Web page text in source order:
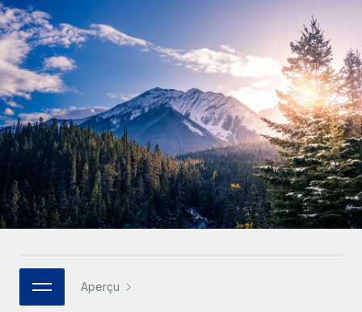
Gestion des freelances
Intégrez et gérez vos freelances partout dans le monde
PEO
Sous-traitez les opérations complexes liées à l’emploi
INFRASTRUCTURE
Intégration Remote
Intégrez vos RH aux flux de travail en toute simplicité
Plateforme
Connecter
Nouveau
Connectez n'importe quel outil d’IA à Remote grâce à
Examinez notre service par rapport aux autres
CROISSANCE
Start-ups
Des solutions agiles et internationales pour les RH et la
paie des entreprises en pleine croissance
Entreprises intermédiaires
Développez vos équipes avec des solutions RH sur
mesure
Entreprise
Les RH à l’international pour les grandes entreprises
Calculateur de paiement des freelances
Découvrez les devises disponibles et les vitesses de
paiement pour vos freelances internationaux
APPRENDRE AVEC REMOTE
Recherche et guides
Études de cas
Checklists et modèles
Descriptions de postes
Nederlands
Français
Deutsch
Español
Italiano
Português (Portugal)
日本語
한국어
Aperçu